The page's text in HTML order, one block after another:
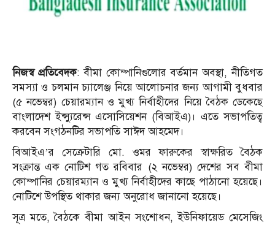
নিজস্ব প্রতিবেদক: বীমা কোম্পানিগুলোর বর্তমান অবস্থা, নীতিগত
সমস্যা ও চলমান চ্যালেঞ্জ নিয়ে আলোচনার জন্য আগামী বুধবার
(৫ নভেম্বর) চেয়ারম্যান ও মুখ্য নির্বাহীদের নিয়ে বৈঠক ডেকেছে
বাংলাদেশ ইন্স্যুরেন্স এসোসিয়েশন (বিআইএ)। এতে সভাপতিত্ব
করবেন সংগঠনটির সভাপতি সাঈদ আহমেদ।
বিআইএ’র সেক্রেটারি মো. ওমর ফারুকের স্বাক্ষরিত বৈঠক
সংক্রান্ত এক নোটিশ গত রবিবার (২ নভেম্বর) দেশের সব বীমা
কোম্পানির চেয়ারম্যান ও মুখ্য নির্বাহীদের কাছে পাঠানো হয়েছে।
নোটিশে উপস্থিত থাকার জন্য অনুরোধ জানানো হয়েছে।
সূত্র মতে, বৈঠকে বীমা আইন সংশোধন, ইউনিফায়েড মেসেজিং